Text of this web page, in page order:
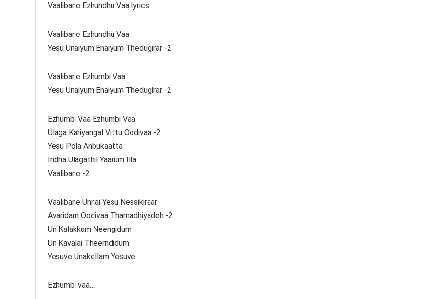
Vaalibane Ezhundhu Vaa lyrics
Vaalibane Ezhundhu Vaa
Yesu Unaiyum Enaiyum Thedugirar -2
Vaalibane Ezhumbi Vaa
Yesu Unaiyum Enaiyum Thedugirar -2
Ezhumbi Vaa Ezhumbi Vaa
Ulaga Kariyangal Vittu Oodivaa -2
Yesu Pola Anbukaatta
Indha Ulagathil Yaarum Illa
Vaalibane -2
Vaalibane Unnai Yesu Nessikiraar
Avaridam Oodivaa Thamadhiyadeh -2
Un Kalakkam Neengidum
Un Kavalai Theerndidum
Yesuve Unakellam Yesuve
Ezhumbi vaa….